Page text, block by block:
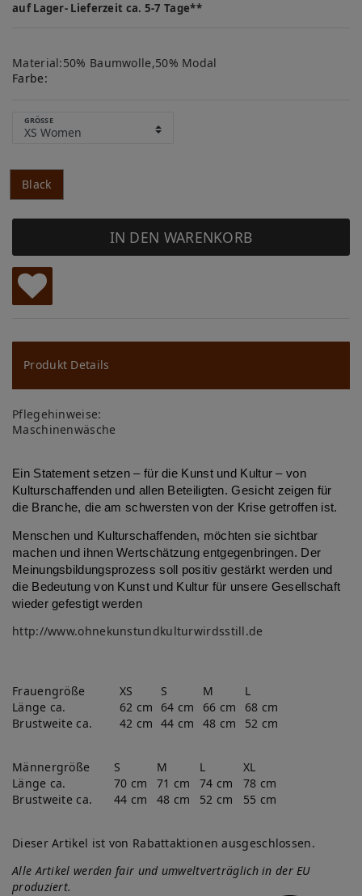
auf Lager- Lieferzeit ca. 5-7 Tage**
Material:50% Baumwolle,50% Modal
Farbe:
GRÖSSE
Black
IN DEN WARENKORB
W
u
ns
ch
lis
te
Produkt Details
Pflegehinweise:
Maschinenwäsche
Ein Statement setzen – für die Kunst und Kultur – von
Kulturschaffenden und allen Beteiligten. Gesicht zeigen für
die Branche, die am schwersten von der Krise getroffen ist.
Menschen und Kulturschaffenden, möchten sie sichtbar
machen und ihnen Wertschätzung entgegenbringen. Der
Meinungsbildungsprozess soll positiv gestärkt werden und
die Bedeutung von Kunst und Kultur für unsere Gesellschaft
wieder gefestigt werden
http://www.ohnekunstundkulturwirdsstill.de
Frauengröße XS S M
L
Länge ca.
62 cm 64 cm 66 cm
68 cm
Brustweite ca.
42 cm 44 cm 48 cm 52 cm
Männergröße S M L
XL
Länge ca.
70 cm 71 cm 74 cm
78 cm
Brustweite ca.
44 cm 48 cm 52 cm 55 cm
Dieser Artikel ist von Rabattaktionen ausgeschlossen.
Alle Artikel werden fair und umweltverträglich in der EU
produziert.